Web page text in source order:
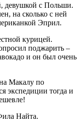
девушкой с Польши.
на сколько с ней
Эприл.
курицей.
поджарить –
и он был очень
Макалу по
экспедиции тогда и
Найта.